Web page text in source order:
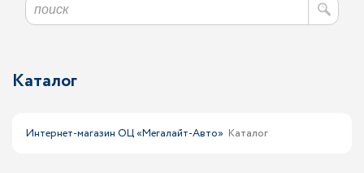
Каталог
Интернет-магазин ОЦ «Мегалайт-Авто» Каталог